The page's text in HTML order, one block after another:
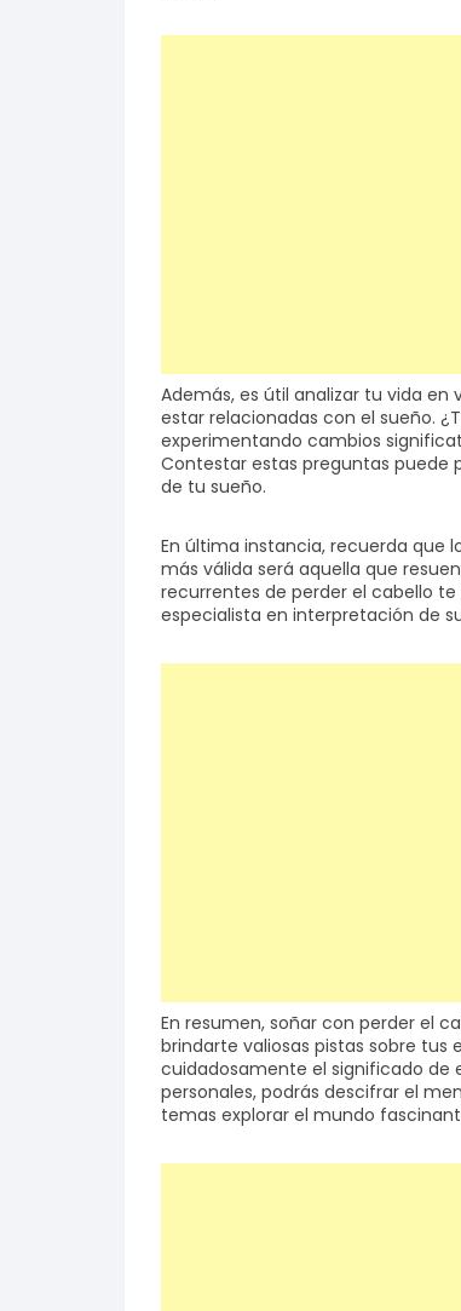
Además, es útil analizar tu vida
estar relacionadas con el sueño.
experimentando cambios
Contestar estas preguntas puede
de tu sueño.
En última instancia, recuerda que
más válida será aquella que
recurrentes de perder el cabello
especialista en interpretación de
En resumen, soñar con perder el
brindarte valiosas pistas sobre tus
cuidadosamente el significado de
personales, podrás descifrar el
temas explorar el mundo